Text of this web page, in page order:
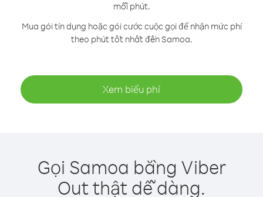
mỗi phút.
Mua gói tín dụng hoặc gói cước cuộc gọi để nhận mức phí
theo phút tốt nhất đến Samoa.
Xem biểu phí
Gọi Samoa bằng Viber
Out thật dễ dàng.